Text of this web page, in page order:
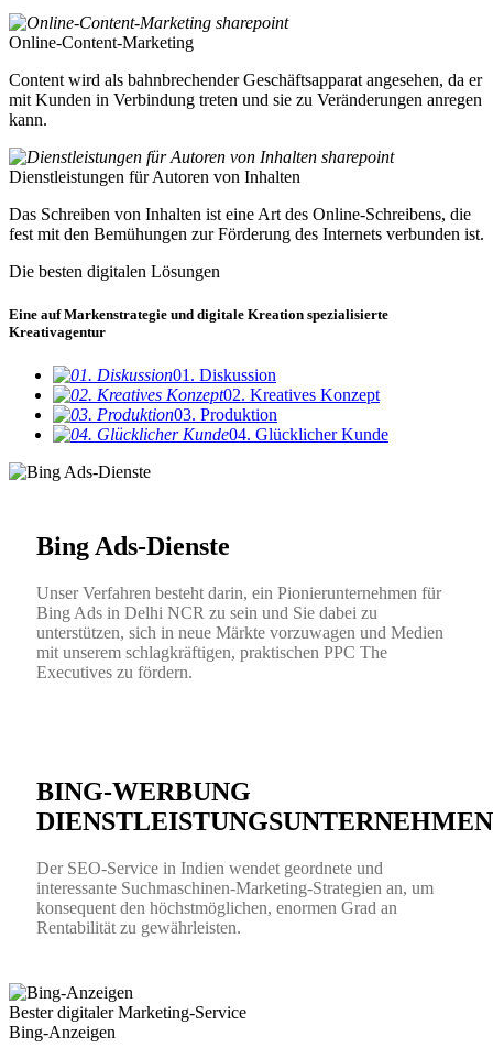
Online-Content-Marketing
Content wird als bahnbrechender Geschäftsapparat angesehen, da er
mit Kunden in Verbindung treten und sie zu Veränderungen anregen
kann.
Dienstleistungen für Autoren von Inhalten
Das Schreiben von Inhalten ist eine Art des Online-Schreibens, die
fest mit den Bemühungen zur Förderung des Internets verbunden ist.
Die besten digitalen Lösungen
Eine auf Markenstrategie und digitale Kreation spezialisierte
Kreativagentur
01. Diskussion
02. Kreatives Konzept
03. Produktion
04. Glücklicher Kunde
Bing Ads-Dienste
Unser Verfahren besteht darin, ein Pionierunternehmen für
Bing Ads in Delhi NCR zu sein und Sie dabei zu
unterstützen, sich in neue Märkte vorzuwagen und Medien
mit unserem schlagkräftigen, praktischen PPC The
Executives zu fördern.
BING-WERBUNG
DIENSTLEISTUNGSUNTERNEHMEN
Der SEO-Service in Indien wendet geordnete und
interessante Suchmaschinen-Marketing-Strategien an, um
konsequent den höchstmöglichen, enormen Grad an
Rentabilität zu gewährleisten.
Bester digitaler Marketing-Service
Bing-Anzeigen